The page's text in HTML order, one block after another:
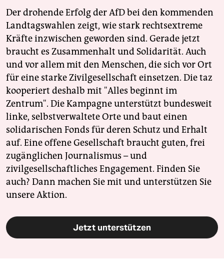
Der drohende Erfolg der AfD bei den kommenden
Landtagswahlen zeigt, wie stark rechtsextreme
Kräfte inzwischen geworden sind. Gerade jetzt
braucht es Zusammenhalt und Solidarität. Auch
und vor allem mit den Menschen, die sich vor Ort
für eine starke Zivilgesellschaft einsetzen. Die taz
kooperiert deshalb mit "Alles beginnt im
Zentrum". Die Kampagne unterstützt bundesweit
linke, selbstverwaltete Orte und baut einen
solidarischen Fonds für deren Schutz und Erhalt
auf. Eine offene Gesellschaft braucht guten, frei
zugänglichen Journalismus – und
zivilgesellschaftliches Engagement. Finden Sie
auch? Dann machen Sie mit und unterstützen Sie
unsere Aktion.
Jetzt unterstützen